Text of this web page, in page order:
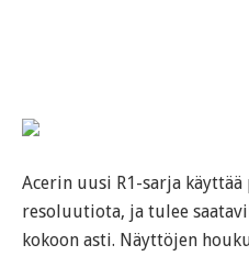
Acerin uusi R1-sarja
resoluutiota, ja tulee
kokoon asti. Näyttöjen